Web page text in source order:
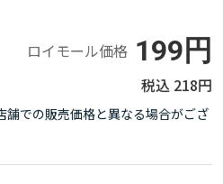
ロイモール価格 199円
218円
舗での販売価格と異なる場合がござ